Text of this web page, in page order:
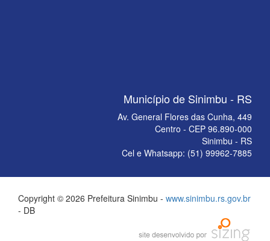
Município de Sinimbu - RS
Av. General Flores das Cunha, 449
Centro - CEP 96.890-000
Sinimbu - RS
Cel e Whatsapp: (51) 99962-7885
Copyright © 2026 Prefeitura Sinimbu - www.sinimbu.rs.gov.br
- DB